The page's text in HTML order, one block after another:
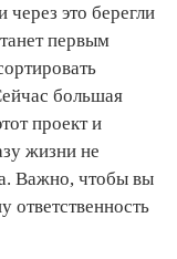
через это берегли
первым
большая
проект и
жизни не
Важно, чтобы вы
ответственность